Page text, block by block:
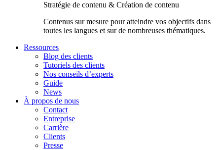
Stratégie de contenu & Création de contenu
Contenus sur mesure pour atteindre vos objectifs dans
toutes les langues et sur de nombreuses thématiques.
Ressources
Blog des clients
Tutoriels des clients
Nos conseils d’experts
Guide
News
À propos de nous
Contact
Entreprise
Carrière
Clients
Presse